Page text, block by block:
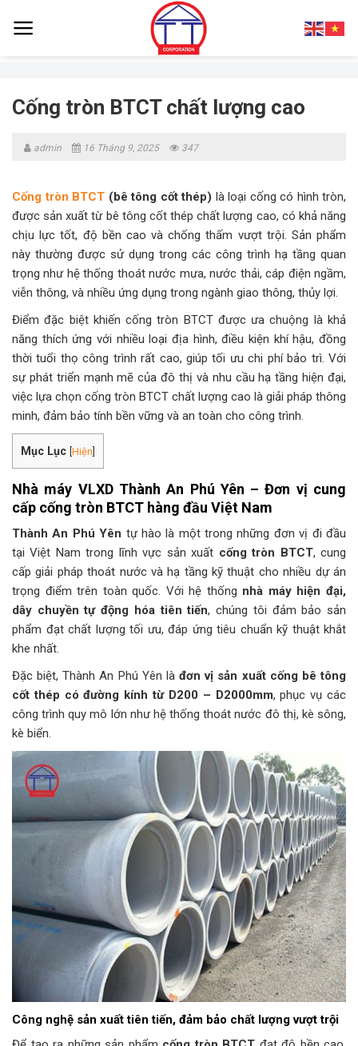
Cống tròn BTCT chất lượng cao
admin 16 Tháng 9, 2025 347
Cống tròn BTCT (bê tông cốt thép) là loại cống có hình tròn,
được sản xuất từ bê tông cốt thép chất lượng cao, có khả năng
chịu lực tốt, độ bền cao và chống thấm vượt trội. Sản phẩm
này thường được sử dụng trong các công trình hạ tầng quan
trọng như hệ thống thoát nước mưa, nước thải, cáp điện ngầm,
viễn thông, và nhiều ứng dụng trong ngành giao thông, thủy lợi.
Điểm đặc biệt khiến cống tròn BTCT được ưa chuộng là khả
năng thích ứng với nhiều loại địa hình, điều kiện khí hậu, đồng
thời tuổi thọ công trình rất cao, giúp tối ưu chi phí bảo trì. Với
sự phát triển mạnh mẽ của đô thị và nhu cầu hạ tầng hiện đại,
việc lựa chọn cống tròn BTCT chất lượng cao là giải pháp thông
minh, đảm bảo tính bền vững và an toàn cho công trình.
Mục Lục [Hiện]
Nhà máy VLXD Thành An Phú Yên – Đơn vị cung
cấp cống tròn BTCT hàng đầu Việt Nam
Thành An Phú Yên tự hào là một trong những đơn vị đi đầu
tại Việt Nam trong lĩnh vực sản xuất cống tròn BTCT, cung
cấp giải pháp thoát nước và hạ tầng kỹ thuật cho nhiều dự án
trọng điểm trên toàn quốc. Với hệ thống nhà máy hiện đại,
dây chuyền tự động hóa tiên tiến, chúng tôi đảm bảo sản
phẩm đạt chất lượng tối ưu, đáp ứng tiêu chuẩn kỹ thuật khắt
khe nhất.
Đặc biệt, Thành An Phú Yên làđơn vị sản xuất cống bê tông
cốt thép có đường kính từ D200 – D2000mm, phục vụ các
công trình quy mô lớn như hệ thống thoát nước đô thị, kè sông,
kè biển.
Công nghệ sản xuất tiên tiến, đảm bảo chất lượng vượt trội